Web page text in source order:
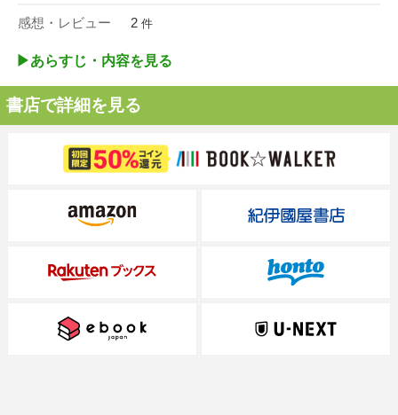
感想・レビュー 2 件
▶︎あらすじ・内容を見る
書店で詳細を見る